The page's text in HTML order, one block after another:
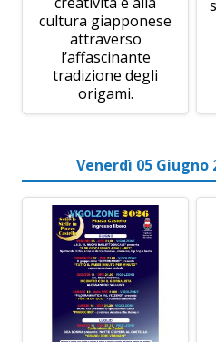
cultura giapponese
attraverso
l’affascinante
tradizione degli
origami.
Venerdì 05 Giugno